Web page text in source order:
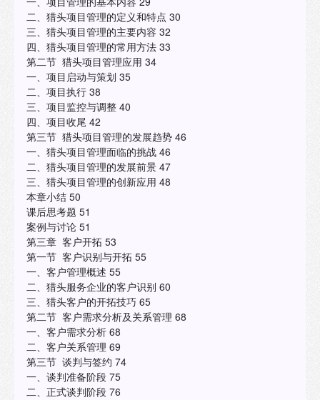
二、猎头项目管理的定义和特点 30
三、猎头项目管理的主要内容 32
四、猎头项目管理的常用方法 33
第二节 猎头项目管理应用 34
一、项目启动与策划 35
二、项目执行 38
三、项目监控与调整 40
四、项目收尾 42
第三节 猎头项目管理的发展趋势 46
一、猎头项目管理面临的挑战 46
二、猎头项目管理的发展前景 47
三、猎头项目管理的创新应用 48
本章小结 50
课后思考题 51
案例与讨论 51
第三章 客户开拓 53
第一节 客户识别与开拓 55
一、客户管理概述 55
二、猎头服务企业的客户识别 60
三、猎头客户的开拓技巧 65
第二节 客户需求分析及关系管理 68
一、客户需求分析 68
二、客户关系管理 69
第三节 谈判与签约 74
一、谈判准备阶段 75
二、正式谈判阶段 76